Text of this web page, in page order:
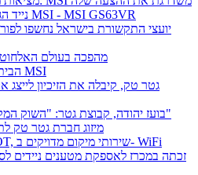
נייד הגיימרים הקל בעולם מבית MSI - MSI GS63VR
יועצי התקשורת בישראל נחשפו
מהפכה בעולם
Computex 2015 – הביתן של MSI
גטר טק, קיבלה את הזיכיון
בועז יהודה, קבוצת גטר: "השוק המקומי החל להתעורר השנה"
מיזוג חברת גטר טק
Ruckus חושפת את SPOT, שירותי מיקום מדויקים ב- WiFi